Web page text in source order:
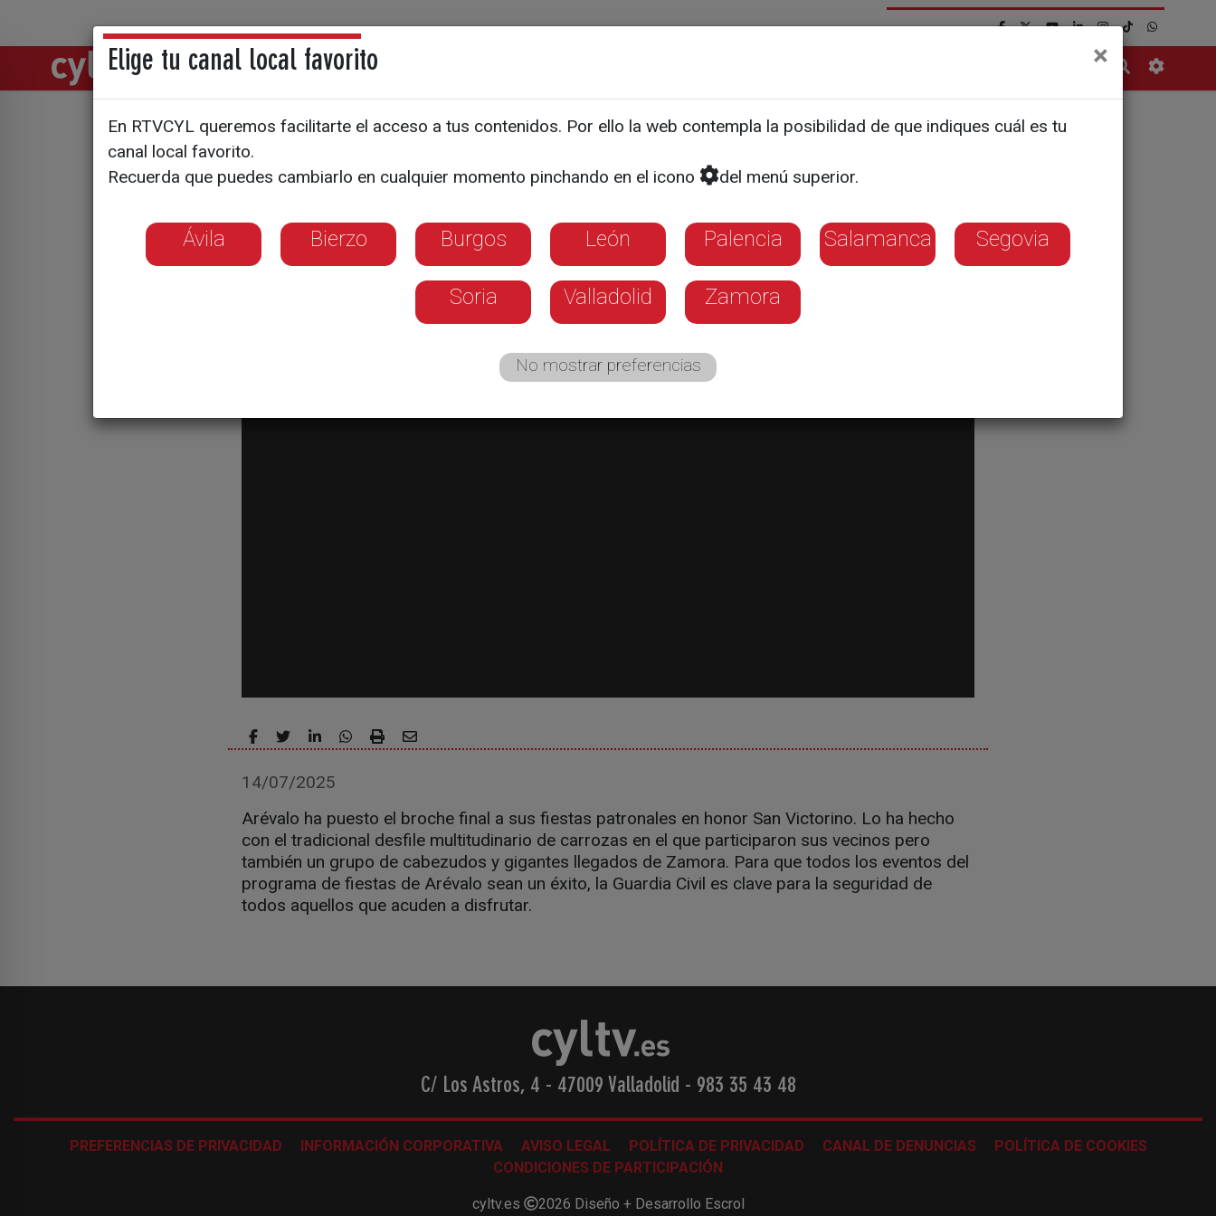
Directos Noticias
Acompañamos a la Guardia Civil en los
controles de seguridad efectuados en las
fiestas de Arévalo
14/07/2025
Arévalo ha puesto el broche final a sus fiestas patronales en honor San Victorino. Lo ha hecho
con el tradicional desfile multitudinario de carrozas en el que participaron sus vecinos pero
también un grupo de cabezudos y gigantes llegados de Zamora. Para que todos los eventos del
programa de fiestas de Arévalo sean un éxito, la Guardia Civil es clave para la seguridad de
todos aquellos que acuden a disfrutar.
C/ Los Astros, 4 - 47009 Valladolid - 983 35 43 48
PREFERENCIAS DE PRIVACIDAD INFORMACIÓN CORPORATIVA AVISO LEGAL POLÍTICA DE PRIVACIDAD CANAL DE DENUNCIAS
POLÍTICA DE COOKIES
CONDICIONES DE PARTICIPACIÓN
cyltv.es 2026 Diseño + Desarrollo Escrol
Elige tu canal local favorito ×
En RTVCYL queremos facilitarte el acceso a tus contenidos. Por ello la web contempla la posibilidad de que indiques cuál es tu
canal local favorito.
Recuerda que puedes cambiarlo en cualquier momento pinchando en el icono
del menú superior.
Ávila Bierzo Burgos León Palencia Salamanca Segovia
Soria Valladolid Zamora
No mostrar preferencias